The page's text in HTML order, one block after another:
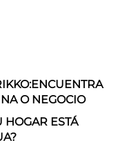
O NEGOCIO
HOGAR ESTÁ